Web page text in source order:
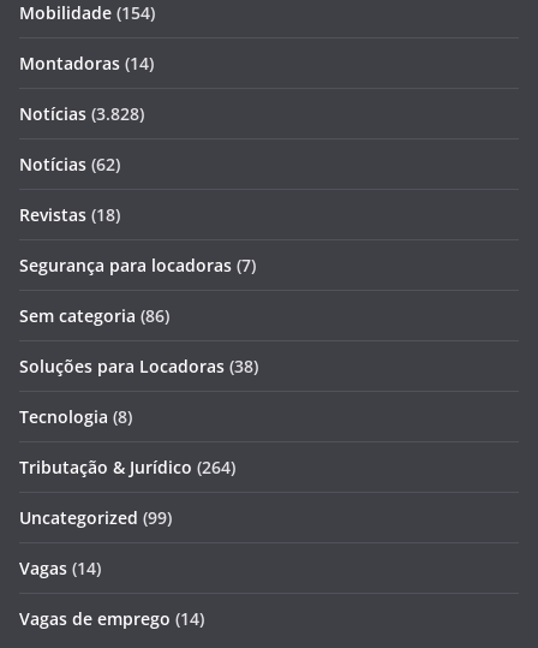
Mobilidade (154)
Montadoras (14)
Notícias (3.828)
Notícias (62)
Revistas (18)
Segurança para locadoras (7)
Sem categoria (86)
Soluções para Locadoras (38)
Tecnologia (8)
Tributação & Jurídico (264)
Uncategorized (99)
Vagas (14)
Vagas de emprego (14)